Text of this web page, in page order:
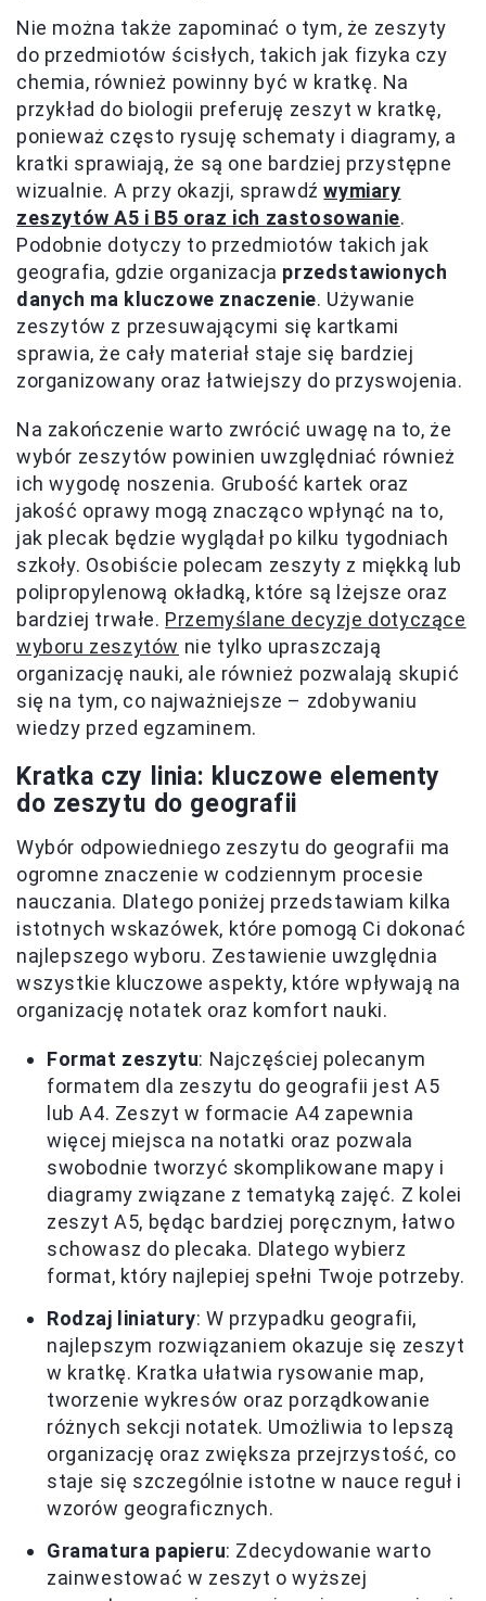
Nie można także zapominać o tym, że zeszyty
do przedmiotów ścisłych, takich jak fizyka czy
chemia, również powinny być w kratkę. Na
przykład do biologii preferuję zeszyt w kratkę,
ponieważ często rysuję schematy i diagramy, a
kratki sprawiają, że są one bardziej przystępne
wizualnie. A przy okazji, sprawdźwymiary
zeszytów A5 i B5 oraz ich zastosowanie.
Podobnie dotyczy to przedmiotów takich jak
geografia, gdzie organizacja przedstawionych
danych ma kluczowe znaczenie. Używanie
zeszytów z przesuwającymi się kartkami
sprawia, że cały materiał staje się bardziej
zorganizowany oraz łatwiejszy do przyswojenia.
Na zakończenie warto zwrócić uwagę na to, że
wybór zeszytów powinien uwzględniać również
ich wygodę noszenia. Grubość kartek oraz
jakość oprawy mogą znacząco wpłynąć na to,
jak plecak będzie wyglądał po kilku tygodniach
szkoły. Osobiście polecam zeszyty z miękką lub
polipropylenową okładką, które są lżejsze oraz
bardziej trwałe. Przemyślane decyzje dotyczące
wyboru zeszytów nie tylko upraszczają
organizację nauki, ale również pozwalają skupić
się na tym, co najważniejsze – zdobywaniu
wiedzy przed egzaminem.
Kratka czy linia: kluczowe elementy
do zeszytu do geografii
Wybór odpowiedniego zeszytu do geografii ma
ogromne znaczenie w codziennym procesie
nauczania. Dlatego poniżej przedstawiam kilka
istotnych wskazówek, które pomogą Ci dokonać
najlepszego wyboru. Zestawienie uwzględnia
wszystkie kluczowe aspekty, które wpływają na
organizację notatek oraz komfort nauki.
Format zeszytu: Najczęściej polecanym
formatem dla zeszytu do geografii jest A5
lub A4. Zeszyt w formacie A4 zapewnia
więcej miejsca na notatki oraz pozwala
swobodnie tworzyć skomplikowane mapy i
diagramy związane z tematyką zajęć. Z kolei
zeszyt A5, będąc bardziej poręcznym, łatwo
schowasz do plecaka. Dlatego wybierz
format, który najlepiej spełni Twoje potrzeby.
Rodzaj liniatury: W przypadku geografii,
najlepszym rozwiązaniem okazuje się zeszyt
w kratkę. Kratka ułatwia rysowanie map,
tworzenie wykresów oraz porządkowanie
różnych sekcji notatek. Umożliwia to lepszą
organizację oraz zwiększa przejrzystość, co
staje się szczególnie istotne w nauce reguł i
wzorów geograficznych.
Gramatura papieru: Zdecydowanie warto
zainwestować w zeszyt o wyższej